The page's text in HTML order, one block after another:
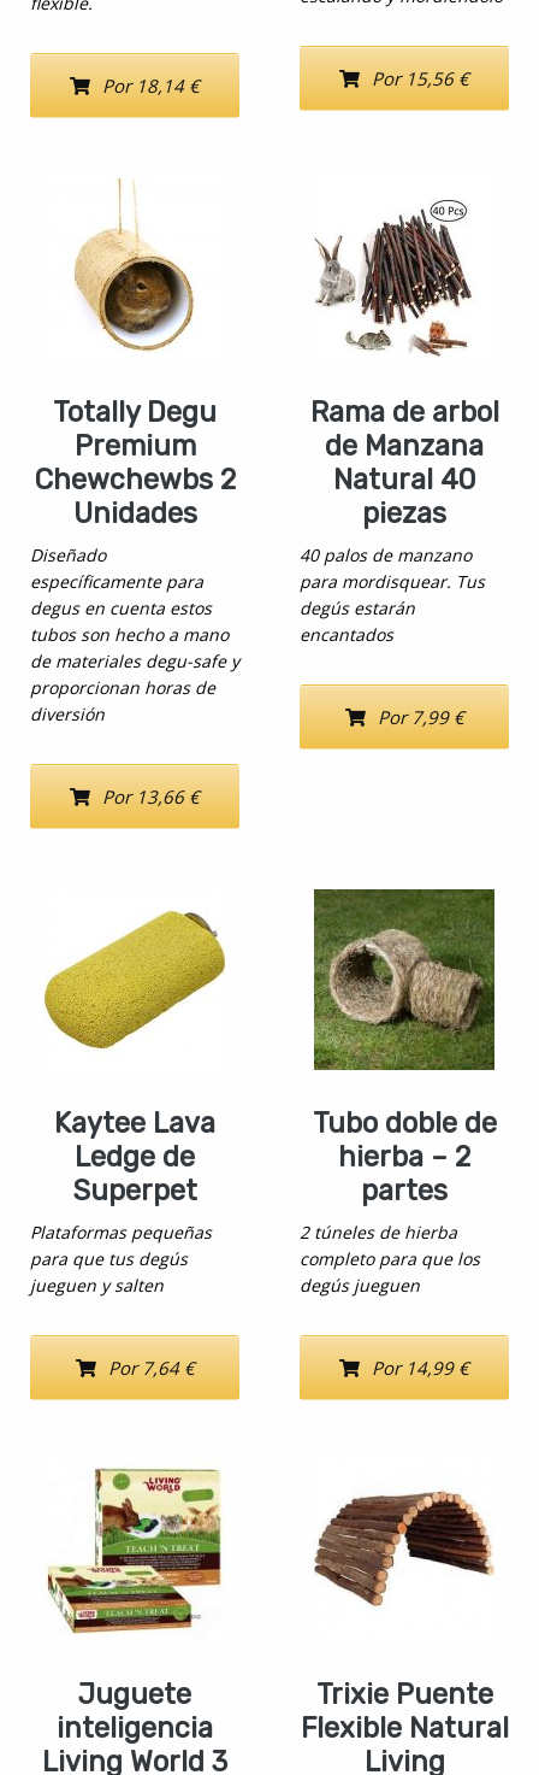
Por 18,14 € Por 15,56 €
Totally Degu
Premium
Chewchewbs 2
Unidades
Diseñado
específicamente para
degus en cuenta estos
tubos son hecho a mano
de materiales degu-safe y
proporcionan horas de
diversión
Por 13,66 €
Rama de arbol
de Manzana
Natural 40
piezas
40 palos de manzano
para mordisquear. Tus
degús estarán
encantados
Por 7,99 €
Kaytee Lava
Ledge de
Superpet
Plataformas pequeñas
para que tus degús
jueguen y salten
Por 7,64 €
Tubo doble de
hierba – 2
partes
2 túneles de hierba
completo para que los
degús jueguen
Por 14,99 €
Juguete
inteligencia
Living World 3
Trixie Puente
Flexible Natural
Living